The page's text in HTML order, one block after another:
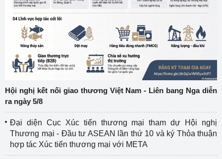
Hội nghị kết nối giao thương Việt Nam - Liên bang Nga diễn
ra ngày 5/8
Đại diện Cục Xúc tiến thương mại tham dự Hội nghị
Thương mại - Đầu tư ASEAN lần thứ 10 và ký Thỏa thuận
hợp tác Xúc tiến thương mại với META